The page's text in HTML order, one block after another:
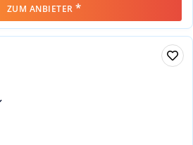
ZUM ANBIETER *